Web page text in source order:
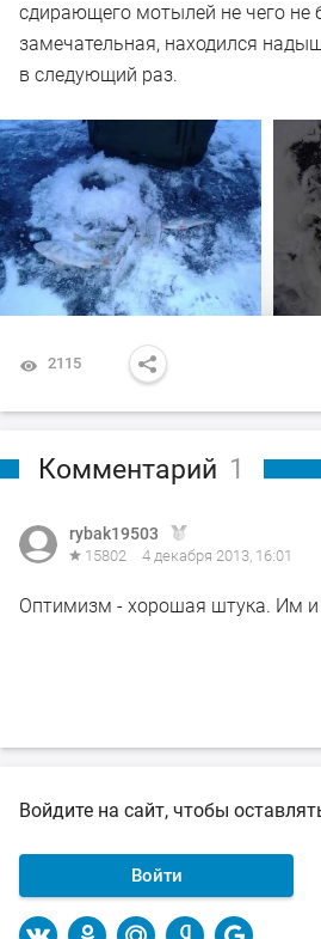
сдирающего мотылей не чего не
замечательная, находился
в следующий раз.
2115
Комментарий 1
rybak19503
15802 4 декабря 2013, 16:01
Оптимизм - хорошая штука. Им
Войдите на сайт, чтобы
Войти